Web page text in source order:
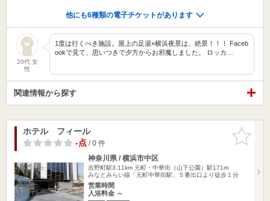
他にも6種類の電子チケットがあります
20代 女
性
1度は行くべき施設。屋上の足湯×横浜夜景は、絶景！！！ Faceb
ookで見て、思いつきで夕方からお邪魔しました。 ロッカ…
関連情報から探す
お気に入
りに追加
ホテル フィール
-点/ 0 件
神奈川県 / 横浜市中区
吉野町駅3.11km 元町・中華街（山下公園）駅171m
みなとみらい線「元町中華街駅」５番出口より徒歩１分
営業時間
入浴料金 ～